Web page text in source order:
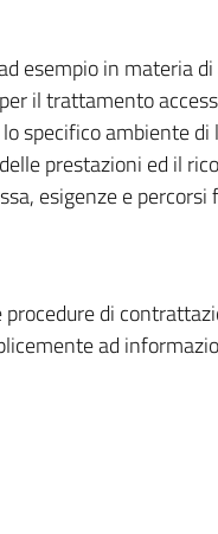
esempio in materia
il trattamento
specifico ambiente di
prestazioni ed il
esigenze e
di
ad